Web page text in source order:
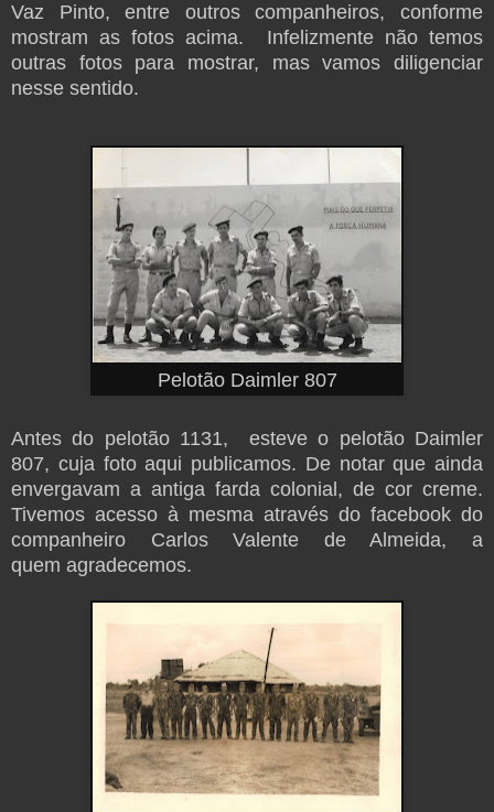
Vaz Pinto, entre outros companheiros, conforme
mostram as fotos acima. Infelizmente não temos
outras fotos para mostrar, mas vamos diligenciar
nesse sentido.
Pelotão Daimler 807
Antes do pelotão 1131, esteve o pelotão Daimler
807, cuja foto aqui publicamos. De notar que ainda
envergavam a antiga farda colonial, de cor creme.
Tivemos acesso à mesma através do facebook do
companheiro Carlos Valente de Almeida, a
quem agradecemos.